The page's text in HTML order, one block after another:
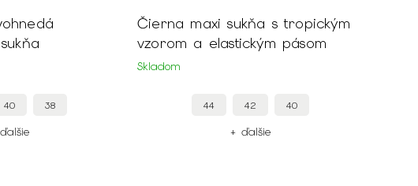
40 38
Čierna maxi sukňa s tropickým
vzorom a elastickým pásom
Skladom
44 42 40
+ ďalšie